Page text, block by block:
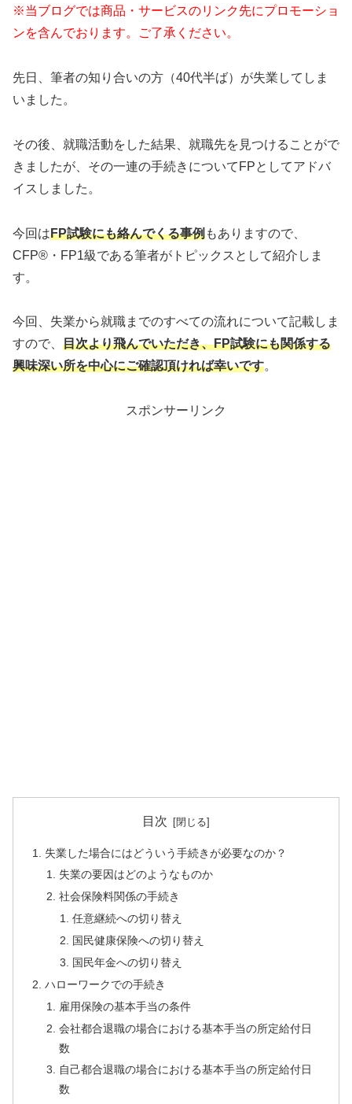
※当ブログでは商品・サービスのリンク先にプロモーショ
ンを含んでおります。ご了承ください。
先日、筆者の知り合いの方（40代半ば）が失業してしま
いました。
その後、就職活動をした結果、就職先を見つけることがで
きましたが、その一連の手続きについてFPとしてアドバ
イスしました。
今回はFP試験にも絡んでくる事例もありますので、
CFP®・FP1級である筆者がトピックスとして紹介しま
す。
今回、失業から就職までのすべての流れについて記載しま
すので、 目次より飛んでいただき、FP試験にも関係する
興味深い所を中心にご確認頂ければ幸いです。
スポンサーリンク
目次
失業した場合にはどういう手続きが必要なのか？
失業の要因はどのようなものか
社会保険料関係の手続き
任意継続への切り替え
国民健康保険への切り替え
国民年金への切り替え
ハローワークでの手続き
雇用保険の基本手当の条件
会社都合退職の場合における基本手当の所定給付日
数
自己都合退職の場合における基本手当の所定給付日
数